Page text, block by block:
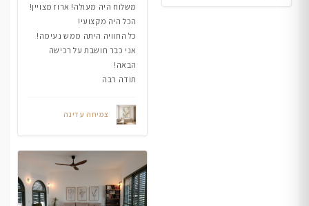
משלוח היה מעולה! ארוז מצויין!
הכל היה מקצועי!
כל החוויה היתה ממש נעימה!
אני כבר חושבת על רכישה
הבאה!
תודה רבה
צמיחה עדינה